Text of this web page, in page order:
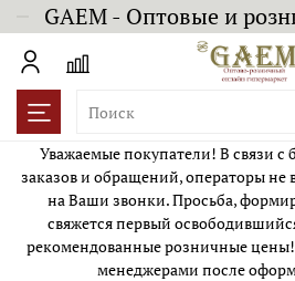
GAEM - Оптовые и
Уважаемые покупатели! В связи
заказов и обращений, операторы не
на Ваши звонки. Просьба,
свяжется первый
рекомендованные розничные
менеджерами после